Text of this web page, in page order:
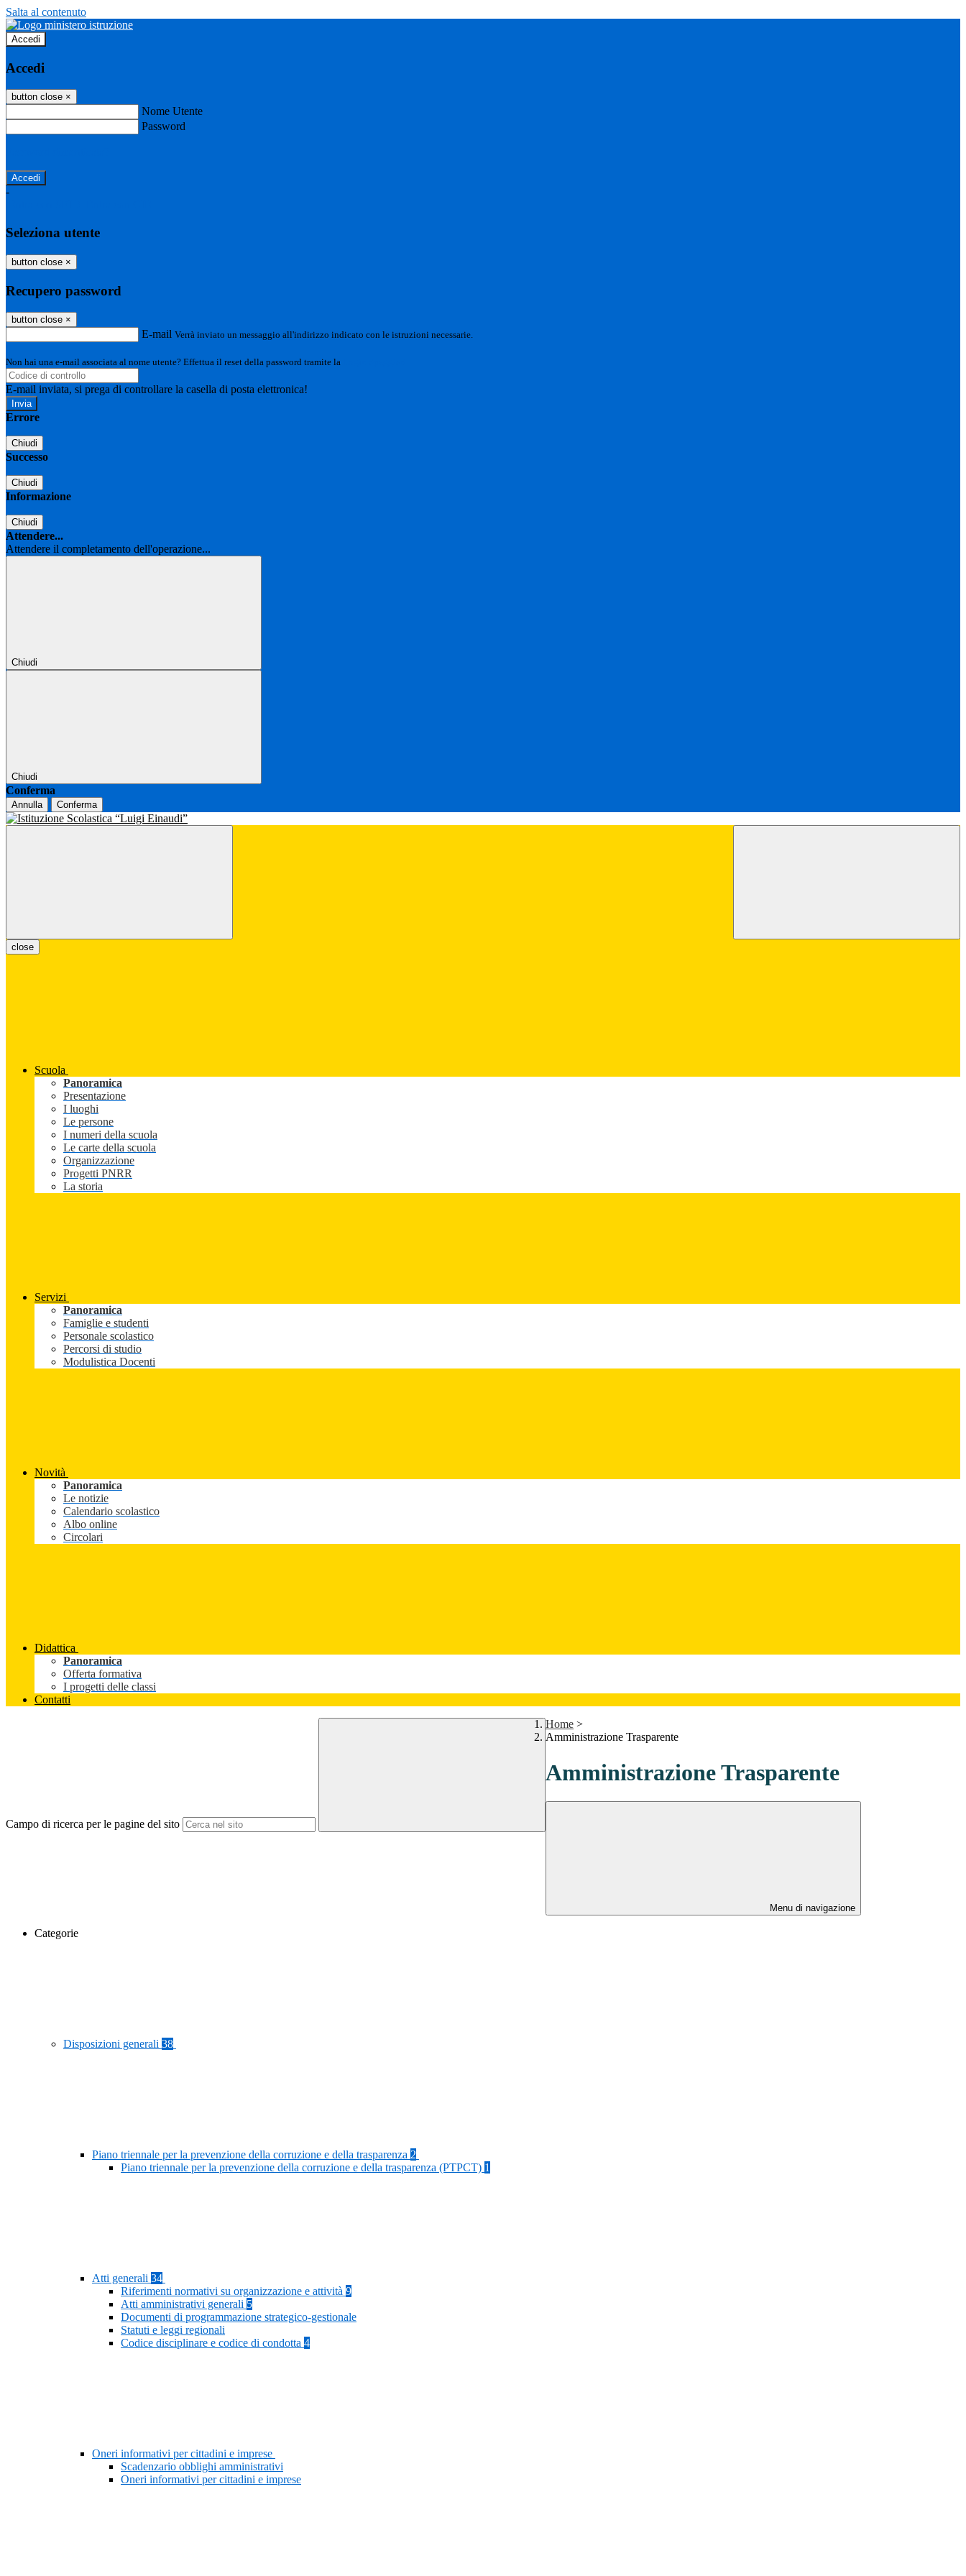
Salta al contenuto
Accedi
Accedi
button close ×
Nome Utente
Password
-
Seleziona utente
button close ×
Recupero password
button close ×
E-mail Verrà inviato un messaggio all'indirizzo indicato con le istruzioni necessarie.
Non hai una e-mail associata al nome utente? Effettua il reset della password tramite la
E-mail inviata, si prega di controllare la casella di posta elettronica!
Errore
Chiudi
Successo
Chiudi
Informazione
Chiudi
Attendere...
Attendere il completamento dell'operazione...
Chiudi
Chiudi
Conferma
Annulla Conferma
close
Scuola
Panoramica
Presentazione
I luoghi
Le persone
I numeri della scuola
Le carte della scuola
Organizzazione
Progetti PNRR
La storia
Servizi
Panoramica
Famiglie e studenti
Personale scolastico
Percorsi di studio
Modulistica Docenti
Novità
Panoramica
Le notizie
Calendario scolastico
Albo online
Circolari
Didattica
Panoramica
Offerta formativa
I progetti delle classi
Contatti
Campo di ricerca per le pagine del sito
Home >
Amministrazione Trasparente
Amministrazione Trasparente
Menu di navigazione
Categorie
Disposizioni generali 38
Piano triennale per la prevenzione della corruzione e della trasparenza 2
Piano triennale per la prevenzione della corruzione e della trasparenza (PTPCT) 1
Atti generali 34
Riferimenti normativi su organizzazione e attività 9
Atti amministrativi generali 5
Documenti di programmazione strategico-gestionale
Statuti e leggi regionali
Codice disciplinare e codice di condotta 4
Oneri informativi per cittadini e imprese
Scadenzario obblighi amministrativi
Oneri informativi per cittadini e imprese